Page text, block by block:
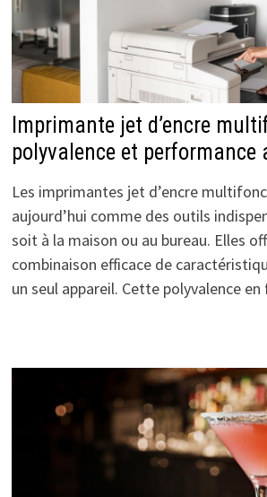
Imprimante jet d’encre
polyvalence et performance
Les imprimantes jet d’encre
aujourd’hui comme des outils
soit à la maison ou au bureau. Elles
combinaison efficace de
un seul appareil. Cette polyvalence